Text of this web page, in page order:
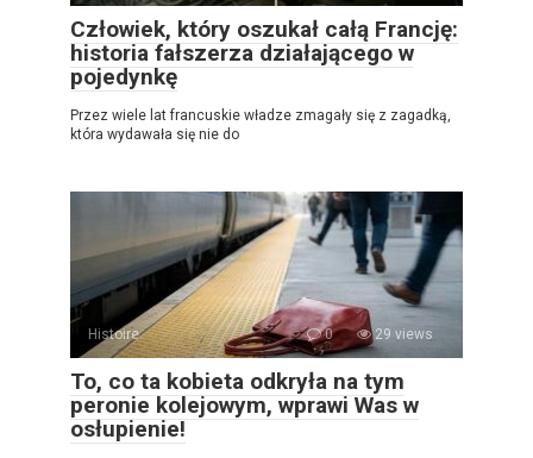
Człowiek, który oszukał całą Francję:
historia fałszerza działającego w
pojedynkę
Przez wiele lat francuskie władze zmagały się z zagadką,
która wydawała się nie do
Histoire 0 29 views
To, co ta kobieta odkryła na tym
peronie kolejowym, wprawi Was w
osłupienie!